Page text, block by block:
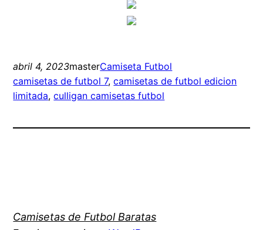
abril 4, 2023masterCamiseta Futbol
camisetas de futbol 7, camisetas de futbol edicion
limitada, culligan camisetas futbol
Camisetas de Futbol Baratas